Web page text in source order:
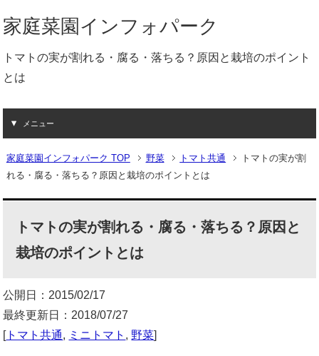
家庭菜園インフォパーク
トマトの実が割れる・腐る・落ちる？原因と栽培のポイント
とは
メニュー
家庭菜園インフォパーク TOP 野菜 トマト共通
トマトの実が割
れる・腐る・落ちる？原因と栽培のポイントとは
トマトの実が割れる・腐る・落ちる？原因と
栽培のポイントとは
公開日：2015/02/17
最終更新日：2018/07/27
[トマト共通, ミニトマト , 野菜]